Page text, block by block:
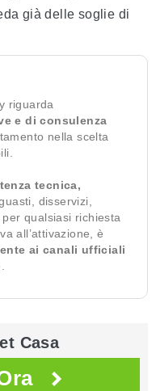
già delle soglie di
riguarda
e di consulenza
nella scelta
tecnica,
guasti, disservizi,
qualsiasi richiesta
all’attivazione, è
ai canali ufficiali
Casa